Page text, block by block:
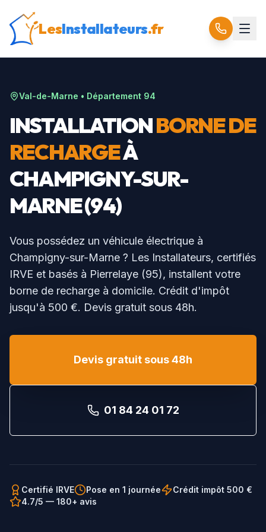
LesInstallateurs.fr
Val-de-Marne • Département 94
INSTALLATIONBORNE DE
RECHARGEÀ
CHAMPIGNY-SUR-
MARNE(94)
Vous possédez un véhicule électrique à
Champigny-sur-Marne ? Les Installateurs, certifiés
IRVE et basés à Pierrelaye (95), installent votre
borne de recharge à domicile. Crédit d'impôt
jusqu'à 500 €. Devis gratuit sous 48h.
Devis gratuit sous 48h
01 84 24 01 72
Certifié IRVE Pose en 1 journée
Crédit impôt 500 €
4.7/5 — 180+ avis